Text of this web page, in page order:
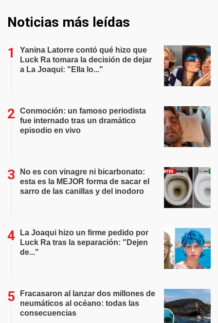
Noticias más leídas
Yanina Latorre contó qué hizo que
Luck Ra tomara la decisión de dejar
a La Joaqui: "Ella lo..."
Conmoción: un famoso periodista
fue internado tras un dramático
episodio en vivo
No es con vinagre ni bicarbonato:
esta es la MEJOR forma de sacar el
sarro de las canillas y del inodoro
La Joaqui hizo un firme pedido por
Luck Ra tras la separación: "Dejen
de..."
Fracasaron al lanzar dos millones de
neumáticos al océano: todas las
consecuencias